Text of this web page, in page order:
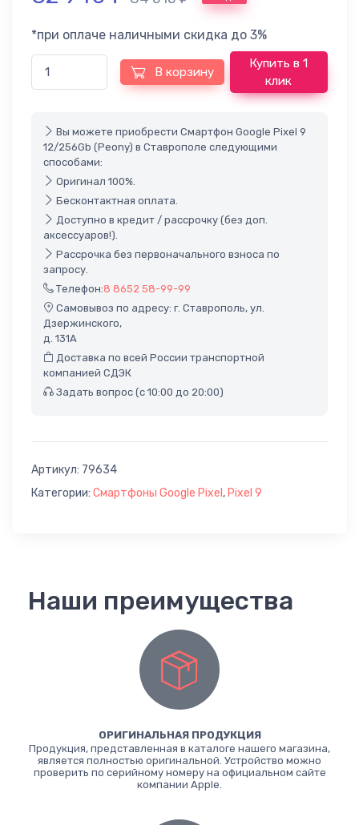
*при оплаче наличными скидка до 3%
В корзину
Купить в 1
клик
Вы можете приобрести Смартфон Google Pixel 9
12/256Gb (Peony) в Ставрополе следующими
способами:
Оригинал 100%.
Бесконтактная оплата.
Доступно в кредит / рассрочку (без доп.
аксессуаров!).
Рассрочка без первоначального взноса по
запросу.
Телефон:8 8652 58-99-99
Самовывоз по адресу: г. Ставрополь, ул.
Дзержинского,
д. 131А
Доставка по всей России транспортной
компанией СДЭК
Задать вопрос (с 10:00 до 20:00)
Артикул: 79634
Категории: Смартфоны Google Pixel , Pixel 9
Наши преимущества
ОРИГИНАЛЬНАЯ ПРОДУКЦИЯ
Продукция, представленная в каталоге нашего магазина,
является полностью оригинальной. Устройство можно
проверить по серийному номеру на официальном сайте
компании Apple.